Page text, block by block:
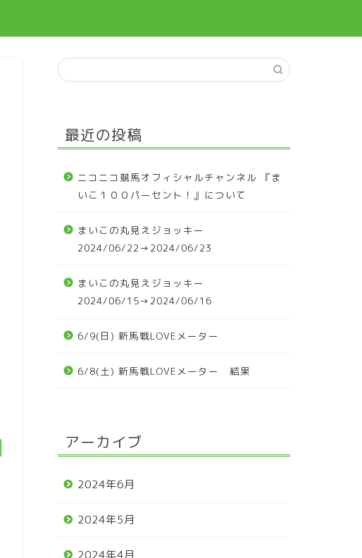
最近の投稿
ニコニコ競馬オフィシャルチャンネル 『ま
いこ１００パーセント！』について
まいこの丸見えジョッキー
2024/06/22→2024/06/23
まいこの丸見えジョッキー
2024/06/15→2024/06/16
6/9(日) 新馬戦LOVEメーター
6/8(土) 新馬戦LOVEメーター 結果
アーカイブ
2024年6月
2024年5月
2024年4月